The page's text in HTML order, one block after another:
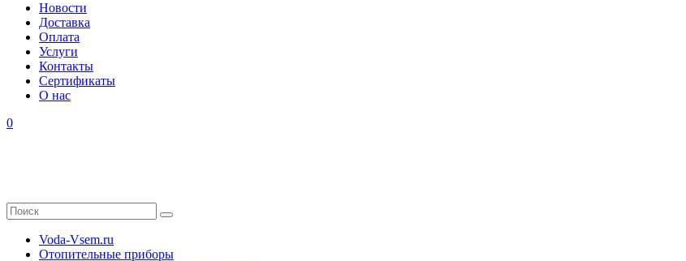
Новости
Доставка
Оплата
Услуги
Контакты
Cертификаты
О нас
0
Voda-Vsem.ru
Отопительные приборы